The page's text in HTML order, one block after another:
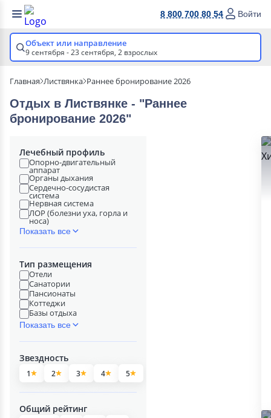
8 800 700 80 54 Войти
Объект или направление
9 сентября - 23 сентября, 2 взрослых
Главная Листвянка Раннее бронирование 2026
Отдых в Листвянке - "Раннее
бронирование 2026"
Лечебный профиль
Опорно-двигательный
аппарат
Органы дыхания
Сердечно-сосудистая
система
Нервная система
ЛОР (болезни уха, горла и
носа)
Показать все
Тип размещения
Отели
Санатории
Пансионаты
Коттеджи
Базы отдыха
Показать все
Звездность
1 2 3 4 5
Общий рейтинг